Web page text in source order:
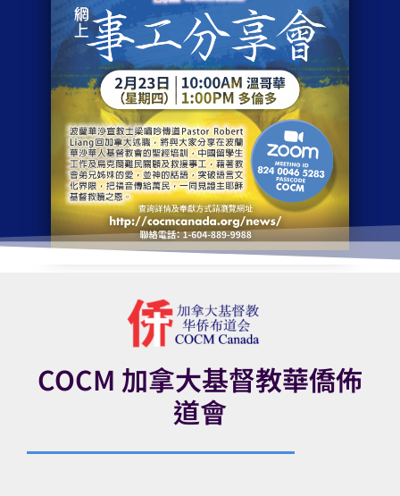
COCM 加拿大基督教華僑佈
道會